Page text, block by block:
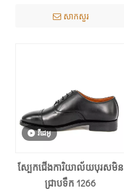
សាកសួរ
វីដេអូ
ស្បែកជើងការិយាល័យបុរសមិន
ជ្រាបទឹក 1266